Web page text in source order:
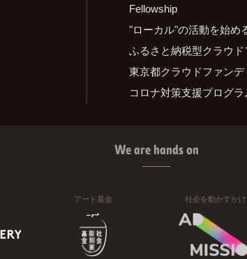
Fellowship
"ローカル"の活動を始め
ふるさと納税型クラウ
東京都クラウドファン
コロナ対策支援プログ
We are hands on
アート基金 社会を動かすか